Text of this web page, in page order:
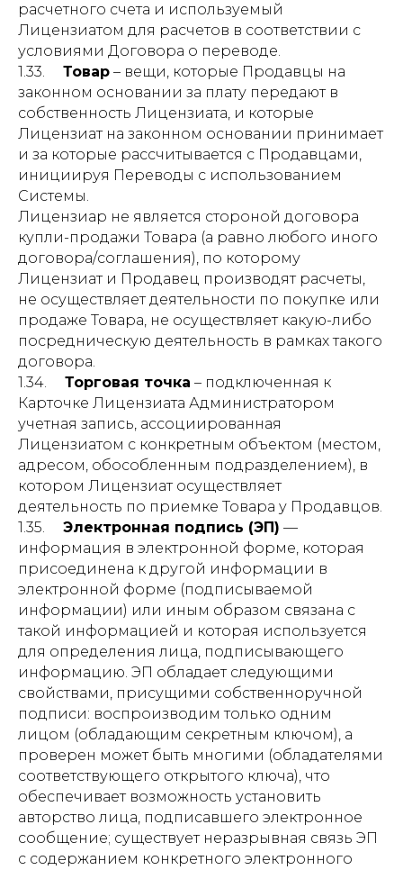
расчетного счета и используемый
Лицензиатом для расчетов в соответствии с
условиями Договора о переводе.
1.33. Товар – вещи, которые Продавцы на
законном основании за плату передают в
собственность Лицензиата, и которые
Лицензиат на законном основании принимает
и за которые рассчитывается с Продавцами,
инициируя Переводы с использованием
Системы.
Лицензиар не является стороной договора
купли-продажи Товара (а равно любого иного
договора/соглашения), по которому
Лицензиат и Продавец производят расчеты,
не осуществляет деятельности по покупке или
продаже Товара, не осуществляет какую-либо
посредническую деятельность в рамках такого
договора.
1.34. Торговая точка – подключенная к
Карточке Лицензиата Администратором
учетная запись, ассоциированная
Лицензиатом с конкретным объектом (местом,
адресом, обособленным подразделением), в
котором Лицензиат осуществляет
деятельность по приемке Товара у Продавцов.
1.35. Электронная подпись (ЭП) —
информация в электронной форме, которая
присоединена к другой информации в
электронной форме (подписываемой
информации) или иным образом связана с
такой информацией и которая используется
для определения лица, подписывающего
информацию. ЭП обладает следующими
свойствами, присущими собственноручной
подписи: воспроизводим только одним
лицом (обладающим секретным ключом), а
проверен может быть многими (обладателями
соответствующего открытого ключа), что
обеспечивает возможность установить
авторство лица, подписавшего электронное
сообщение; существует неразрывная связь ЭП
с содержанием конкретного электронного